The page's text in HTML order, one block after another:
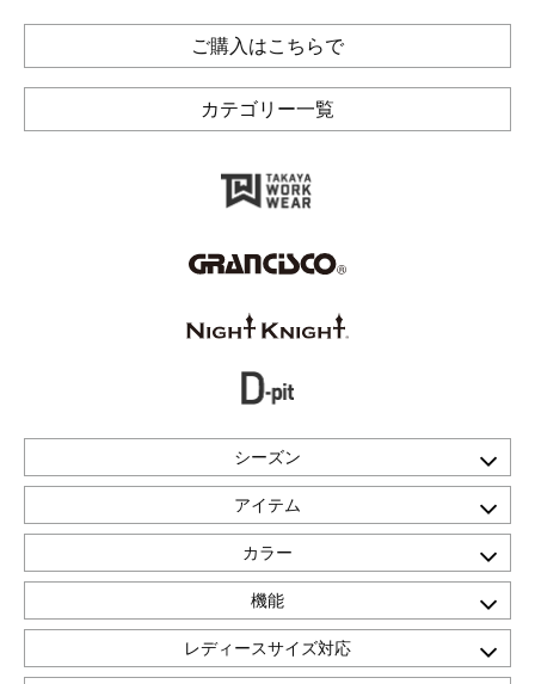
ご購入はこちらで
カテゴリー一覧
シーズン
アイテム
カラー
機能
レディースサイズ対応